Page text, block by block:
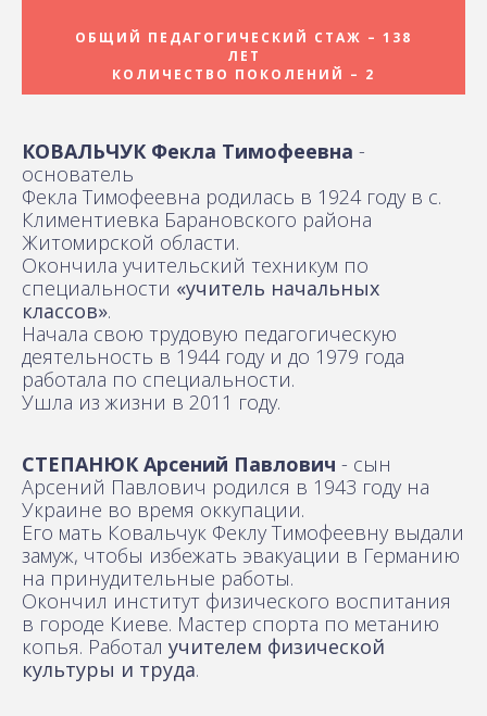
ОБЩИЙ ПЕДАГОГИЧЕСКИЙ СТАЖ – 138
ЛЕТ
КОЛИЧЕСТВО ПОКОЛЕНИЙ – 2
КОВАЛЬЧУК Фекла Тимофеевна -
основатель
Фекла Тимофеевна родилась в 1924 году в с.
Климентиевка Барановского района
Житомирской области.
Окончила учительский техникум по
специальности «учитель начальных
классов».
Начала свою трудовую педагогическую
деятельность в 1944 году и до 1979 года
работала по специальности.
Ушла из жизни в 2011 году.
СТЕПАНЮК Арсений Павлович - сын
Арсений Павлович родился в 1943 году на
Украине во время оккупации.
Его мать Ковальчук Феклу Тимофеевну выдали
замуж, чтобы избежать эвакуации в Германию
на принудительные работы.
Окончил институт физического воспитания
в городе Киеве. Мастер спорта по метанию
копья. Работал учителем физической
культуры и труда.